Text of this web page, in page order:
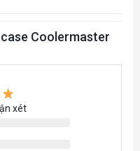
Coolermaster
xét